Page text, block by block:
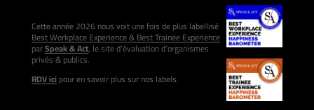
Cette année 2026 nous voit une fois de plus labellisé
Best Workplace Experience & Best Trainee Experience
parSpeak & Act, le site d’évaluation d’organismes
privés & publics.
RDV icipour en savoir plus sur nos labels.